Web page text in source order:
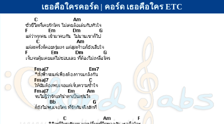
เธอคือใครคอร์ด | คอร์ด เธอคือใคร ETC